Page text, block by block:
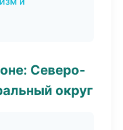
Северо-
округ